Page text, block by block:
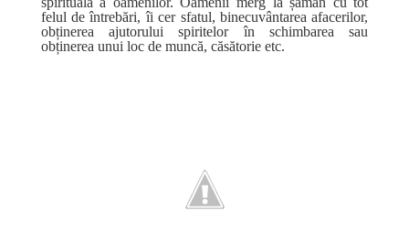
felul de întrebări, îi cer sfatul, binecuvântarea afacerilor,
obținerea ajutorului spiritelor în schimbarea sau
obținerea unui loc de muncă, căsătorie etc.